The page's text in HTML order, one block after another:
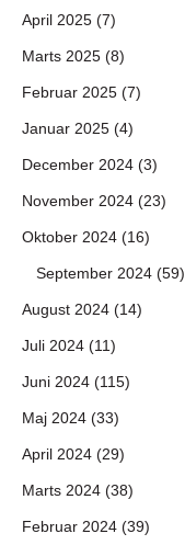
April 2025 (7)
Marts 2025 (8)
Februar 2025 (7)
Januar 2025 (4)
December 2024 (3)
November 2024 (23)
Oktober 2024 (16)
September 2024 (59)
August 2024 (14)
Juli 2024 (11)
Juni 2024 (115)
Maj 2024 (33)
April 2024 (29)
Marts 2024 (38)
Februar 2024 (39)